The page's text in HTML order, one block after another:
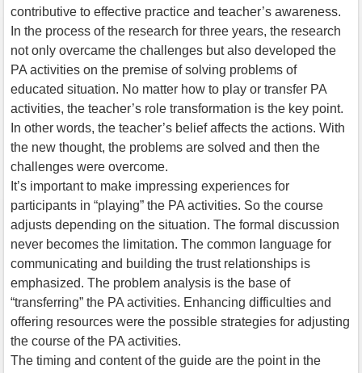
contributive to effective practice and teacher’s awareness.
In the process of the research for three years, the research
not only overcame the challenges but also developed the
PA activities on the premise of solving problems of
educated situation. No matter how to play or transfer PA
activities, the teacher’s role transformation is the key point.
In other words, the teacher’s belief affects the actions. With
the new thought, the problems are solved and then the
challenges were overcome.
It’s important to make impressing experiences for
participants in “playing” the PA activities. So the course
adjusts depending on the situation. The formal discussion
never becomes the limitation. The common language for
communicating and building the trust relationships is
emphasized. The problem analysis is the base of
“transferring” the PA activities. Enhancing difficulties and
offering resources were the possible strategies for adjusting
the course of the PA activities.
The timing and content of the guide are the point in the